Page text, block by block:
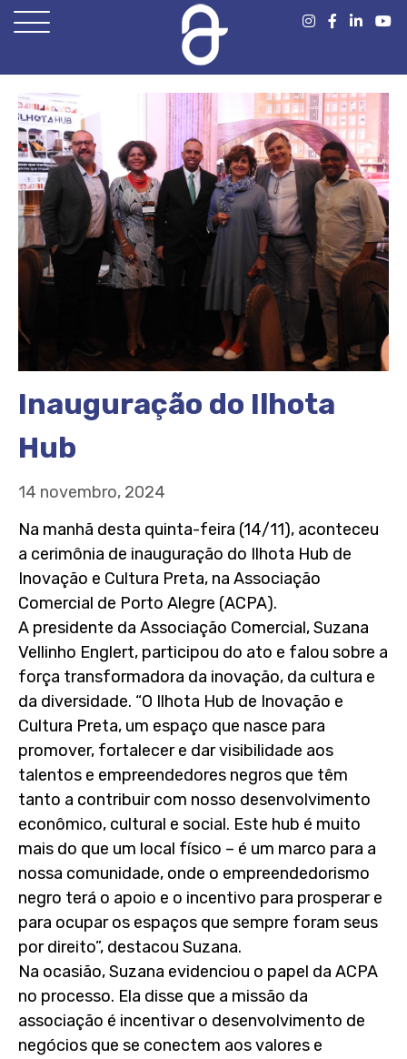
Open
Inauguração do Ilhota
Hub
14 novembro, 2024
Na manhã desta quinta-feira (14/11), aconteceu
a cerimônia de inauguração do Ilhota Hub de
Inovação e Cultura Preta, na Associação
Comercial de Porto Alegre (ACPA).
A presidente da Associação Comercial, Suzana
Vellinho Englert, participou do ato e falou sobre a
força transformadora da inovação, da cultura e
da diversidade. “O Ilhota Hub de Inovação e
Cultura Preta, um espaço que nasce para
promover, fortalecer e dar visibilidade aos
talentos e empreendedores negros que têm
tanto a contribuir com nosso desenvolvimento
econômico, cultural e social. Este hub é muito
mais do que um local físico – é um marco para a
nossa comunidade, onde o empreendedorismo
negro terá o apoio e o incentivo para prosperar e
para ocupar os espaços que sempre foram seus
por direito”, destacou Suzana.
Na ocasião, Suzana evidenciou o papel da ACPA
no processo. Ela disse que a missão da
associação é incentivar o desenvolvimento de
negócios que se conectem aos valores e